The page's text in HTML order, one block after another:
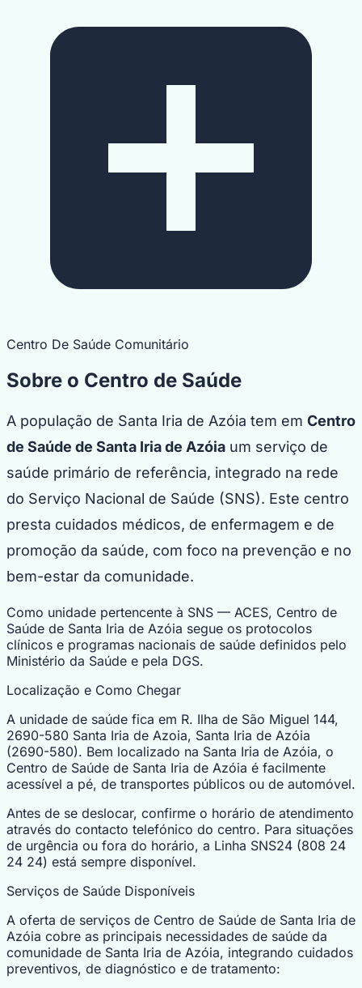
Centro De Saúde Comunitário
Sobre o Centro de Saúde
A população de Santa Iria de Azóia tem em Centro
de Saúde de Santa Iria de Azóia um serviço de
saúde primário de referência, integrado na rede
do Serviço Nacional de Saúde (SNS). Este centro
presta cuidados médicos, de enfermagem e de
promoção da saúde, com foco na prevenção e no
bem-estar da comunidade.
Como unidade pertencente à SNS — ACES, Centro de
Saúde de Santa Iria de Azóia segue os protocolos
clínicos e programas nacionais de saúde definidos pelo
Ministério da Saúde e pela DGS.
Localização e Como Chegar
A unidade de saúde fica em R. Ilha de São Miguel 144,
2690-580 Santa Iria de Azoia, Santa Iria de Azóia
(2690-580). Bem localizado na Santa Iria de Azóia, o
Centro de Saúde de Santa Iria de Azóia é facilmente
acessível a pé, de transportes públicos ou de automóvel.
Antes de se deslocar, confirme o horário de atendimento
através do contacto telefónico do centro. Para situações
de urgência ou fora do horário, a Linha SNS24 (808 24
24 24) está sempre disponível.
Serviços de Saúde Disponíveis
A oferta de serviços de Centro de Saúde de Santa Iria de
Azóia cobre as principais necessidades de saúde da
comunidade de Santa Iria de Azóia, integrando cuidados
preventivos, de diagnóstico e de tratamento: